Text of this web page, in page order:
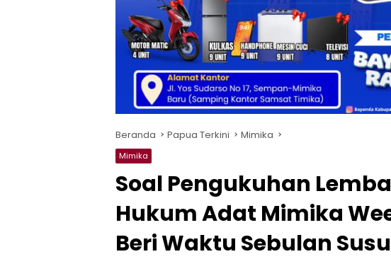
Beranda Papua Terkini Mimika
Mimika
Soal Pengukuhan
Hukum Adat Mimika
Beri Waktu Sebulan